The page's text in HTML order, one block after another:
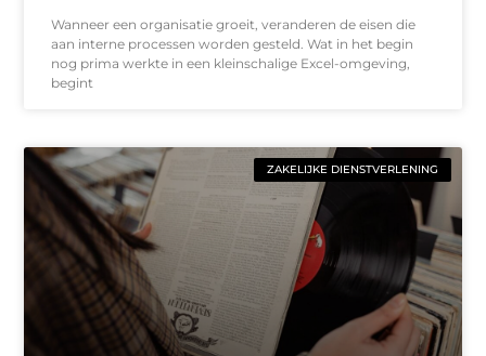
Wanneer een organisatie groeit, veranderen de eisen die
aan interne processen worden gesteld. Wat in het begin
nog prima werkte in een kleinschalige Excel-omgeving,
begint
ZAKELIJKE DIENSTVERLENING